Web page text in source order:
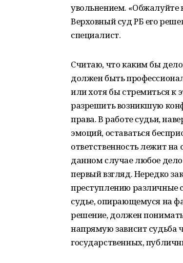
увольнением. «Обжалуйте
Верховный суд РБ его
специалист.
Считаю, что каким бы
должен быть
или хотя бы стремиться к
разрешить возникшую
права. В работе судьи,
эмоций, оставаться
ответственность лежит
данном случае любое дело
первый взгляд. Нередко
преступлению различные
судье, опирающемуся на
решение, должен
напрямую зависит судьба
государственных,